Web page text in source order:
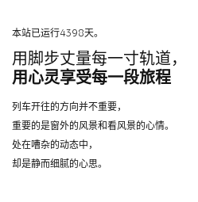
本站已运行4398天。
用脚步丈量每一寸轨道，
用心灵享受每一段旅程
列车开往的方向并不重要，
重要的是窗外的风景和看风景的心情。
处在嘈杂的动态中，
却是静而细腻的心思。